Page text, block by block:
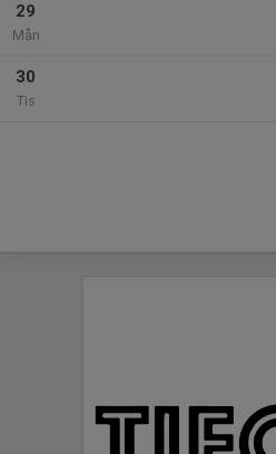
29
Mån
30
Tis